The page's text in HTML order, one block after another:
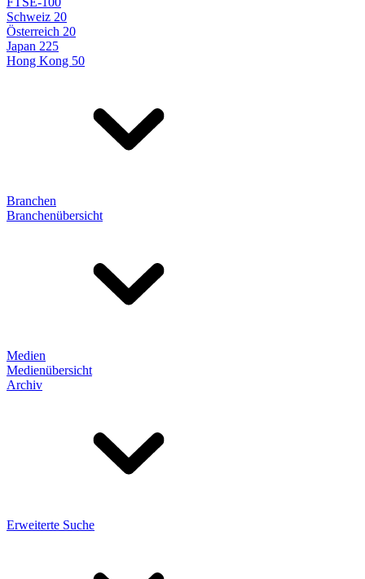
Schweiz 20
Österreich 20
Japan 225
Hong Kong 50
Branchen
Branchenübersicht
Medien
Medienübersicht
Archiv
Erweiterte Suche